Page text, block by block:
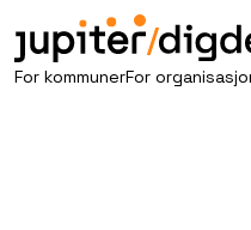
/
For kommunerFor